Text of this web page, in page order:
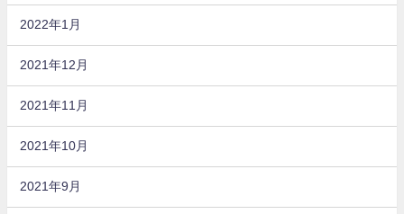
2022年1月
2021年12月
2021年11月
2021年10月
2021年9月